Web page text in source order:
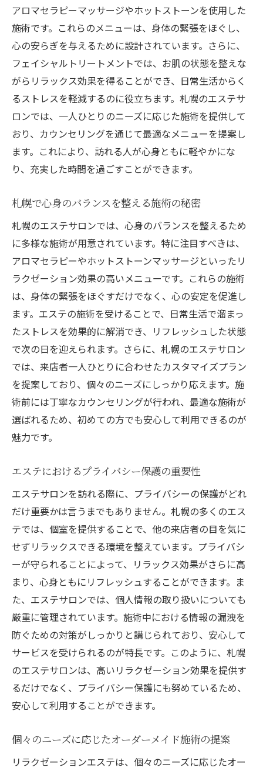
アロマセラピーマッサージやホットストーンを使用した
施術です。これらのメニューは、身体の緊張をほぐし、
心の安らぎを与えるために設計されています。さらに、
フェイシャルトリートメントでは、お肌の状態を整えな
がらリラックス効果を得ることができ、日常生活からく
るストレスを軽減するのに役立ちます。札幌のエステサ
ロンでは、一人ひとりのニーズに応じた施術を提供して
おり、カウンセリングを通じて最適なメニューを提案し
ます。これにより、訪れる人が心身ともに軽やかにな
り、充実した時間を過ごすことができます。
札幌で心身のバランスを整える施術の秘密
札幌のエステサロンでは、心身のバランスを整えるため
に多様な施術が用意されています。特に注目すべきは、
アロマセラピーやホットストーンマッサージといったリ
ラクゼーション効果の高いメニューです。これらの施術
は、身体の緊張をほぐすだけでなく、心の安定を促進し
ます。エステの施術を受けることで、日常生活で溜まっ
たストレスを効果的に解消でき、リフレッシュした状態
で次の日を迎えられます。さらに、札幌のエステサロン
では、来店者一人ひとりに合わせたカスタマイズプラン
を提案しており、個々のニーズにしっかり応えます。施
術前には丁寧なカウンセリングが行われ、最適な施術が
選ばれるため、初めての方でも安心して利用できるのが
魅力です。
エステにおけるプライバシー保護の重要性
エステサロンを訪れる際に、プライバシーの保護がどれ
だけ重要かは言うまでもありません。札幌の多くのエス
テでは、個室を提供することで、他の来店者の目を気に
せずリラックスできる環境を整えています。プライバシ
ーが守られることによって、リラックス効果がさらに高
まり、心身ともにリフレッシュすることができます。ま
た、エステサロンでは、個人情報の取り扱いについても
厳重に管理されています。施術中における情報の漏洩を
防ぐための対策がしっかりと講じられており、安心して
サービスを受けられるのが特長です。このように、札幌
のエステサロンは、高いリラクゼーション効果を提供す
るだけでなく、プライバシー保護にも努めているため、
安心して利用することができます。
個々のニーズに応じたオーダーメイド施術の提案
リラクゼーションエステは、個々のニーズに応じたオー